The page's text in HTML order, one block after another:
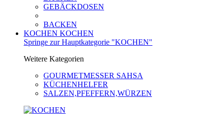
GEBÄCKDOSEN
BACKEN
KOCHEN KOCHEN
Springe zur Hauptkategorie "KOCHEN"
Weitere Kategorien
GOURMETMESSER SAHSA
KÜCHENHELFER
SALZEN,PFEFFERN,WÜRZEN